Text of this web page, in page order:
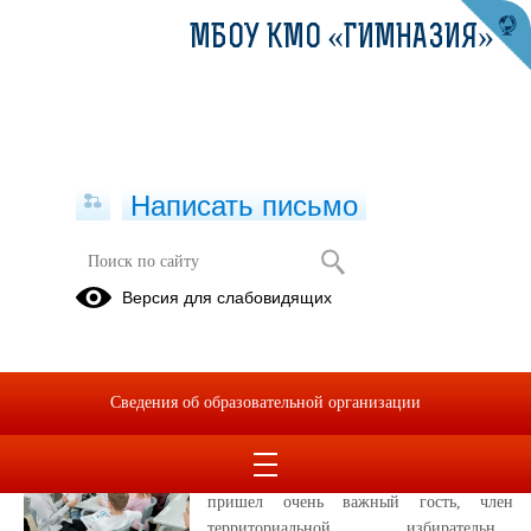
Публикации за 15.03.2026
выборы депутатов в Государственную
думу. И в пятницу 13 марта в 6В класс
пришел очень важный гость, член
МБОУ КМО «ГИМНАЗИЯ»
Написать письмо
Версия для слабовидящих
Сведения об образовательной организации